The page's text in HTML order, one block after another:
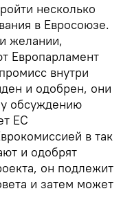
несколько
в Евросоюзе.
желании,
Европарламент
внутри
и одобрен, они
обсуждению
ЕС
в так
и одобрят
он подлежит
и затем может